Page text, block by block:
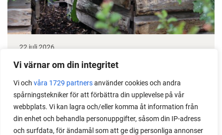
Vi värnar om din integritet
Vi och våra 1729 partnersanvänder cookies och andra
spårningstekniker för att förbättra din upplevelse på vår
webbplats. Vi kan lagra och/eller komma åt information från
din enhet och behandla personuppgifter, såsom din IP-adress
och surfdata, för ändamål som att ge dig personliga annonser
22 juli 2026
Odla stora växter på liten plats
Med det här smarta knepet kan du odla också stora
växter i en pallkrage tillsammans med andra växter.
Perfekt om du vill odla mycket i på liten yta.